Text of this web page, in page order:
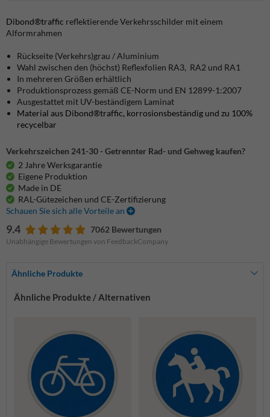
Dibond®traffic reflektierende Verkehrsschilder mit einem
Alformrahmen
Rückseite (Verkehrs)grau / Aluminium
Wahl zwischen den (höchst) Reflexfolien RA3, RA2 und RA1
In mehreren Größen erhältlich
Produktionsprozess gemäß CE-Norm und EN 12899-1:2007
Ausgestattet mit UV-beständigem Laminat
Material aus Dibond®traffic, korrosionsbeständig und zu 100%
recycelbar
Verkehrszeichen 241-30 - Getrennter Rad- und Gehweg kaufen?
2 Jahre Werksgarantie
Eigene Produktion
Made in DE
RAL-Gütezeichen und CE-Zertifizierung
Schauen Sie sich alle Vorteile an
9.4 7062 Bewertungen
Unabhängige Bewertungen von FeedbackCompany
Ähnliche Produkte
Ähnliche Produkte / Alternativen